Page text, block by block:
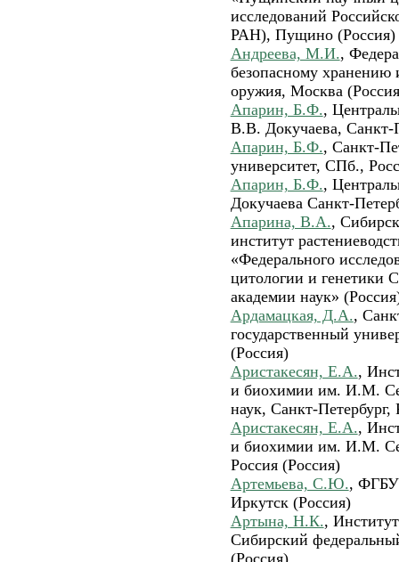
исследований
РАН), Пущино (Россия)
Андреева, М.И.,
безопасному
оружия, Москва
Апарин, Б.Ф.,
В.В. Докучаева, Санкт-
Апарин, Б.Ф., Санкт-
университет, СПб.,
Апарин, Б.Ф.,
Докучаева Санкт-
Апарина, В.А.,
институт
«Федерального
цитологии и генетики
академии наук»
Ардамацкая, Д.А.,
государственный
(Россия)
Аристакесян, Е.А.,
и биохимии им. И.М.
наук, Санкт-Петербург,
Аристакесян, Е.А.,
и биохимии им. И.М.
Россия (Россия)
Артемьева, С.Ю., ФГБУ
Иркутск (Россия)
Артына, Н.К.,
Сибирский
(Россия)